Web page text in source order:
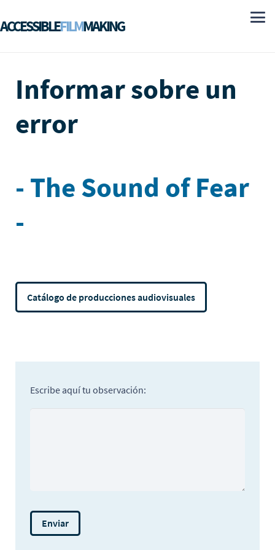
ACCESSIBLEFILMMAKING
Informar sobre un
error
- The Sound of Fear
-
Catálogo de producciones audiovisuales
Escribe aquí tu observación: